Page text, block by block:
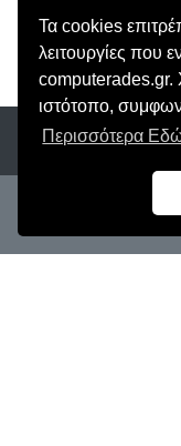
Τα cookies
λειτουργίες που
computerades.gr.
ιστότοπο,
Περισσότερα